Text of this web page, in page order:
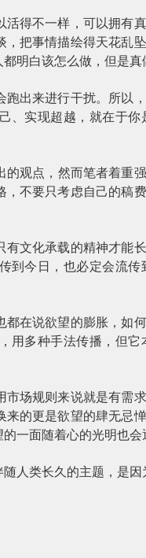
得不一样，可以拥有
把事情描绘得天花乱
明白该怎么做，但是真
出来进行干扰。所以
、实现超越，就在于
的观点，然而笔者着
不要只考虑自己的稿
文化承载的精神才能
到今日，也必定会流
在说欲望的膨胀，如
用多种手法传播，但
场规则来说就是有需
的更是欲望的肆无忌
一面随着心的光明也
人类长久的主题，是因